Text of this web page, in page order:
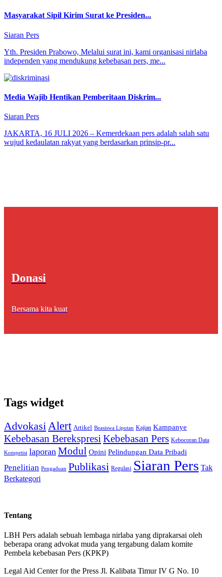
Masyarakat Sipil Kirim Surat ke Presiden...
Siaran Pers
Yth. Presiden Prabowo, Melalui surat ini, kami organisasi nirlaba
independen yang mendukung kebebasan pers, me...
Media Wajib Hentikan Pemberitaan Diskrim...
Siaran Pers
JAKARTA, 16 JULI 2026 – Kemerdekaan pers adalah salah satu
wujud kedaulatan rakyat yang berdasarkan prinsip-pr...
Donasi
Bersama kita kuat
Tags widget
Advokasi Alert Artikel Beasiswa Liputan Kajian Kampanye
Kebebasan Berekspresi Kebebasan Pers Kebocoran Data
Kompetisi laporan Modul Opini Pelindungan Data Pribadi
Penelitian Pengaduan Publikasi Regulasi Siaran Pers Tak
Berkategori
Tentang
LBH Pers adalah sebuah lembaga nirlaba yang diprakarsai oleh
beberapa orang advokat muda yang tergabung dalam komite
Pembela kebebasan Pers (KPKP)
Legal Aid Center for the Press Jl. Kalibata Timur IV G No. 10